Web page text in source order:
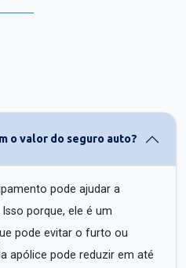
o valor do seguro auto?
pode ajudar a
porque, ele é um
pode evitar o furto ou
apólice pode reduzir em até